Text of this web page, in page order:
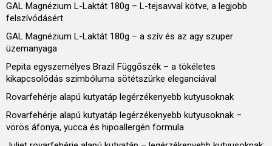
GAL Magnézium L-Laktát 180g – L-tejsavval kötve, a legjobb
felszívódásért
GAL Magnézium L-Laktát 180g – a szív és az agy szuper
üzemanyaga
Pepita egyszemélyes Brazil Függőszék – a tökéletes
kikapcsolódás szimbóluma sötétszürke eleganciával
Rovarfehérje alapú kutyatáp legérzékenyebb kutyusoknak
Rovarfehérje alapú kutyatáp legérzékenyebb kutyusoknak –
vörös áfonya, yucca és hipoallergén formula